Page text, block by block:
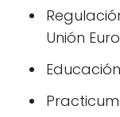
Unión
Practicum